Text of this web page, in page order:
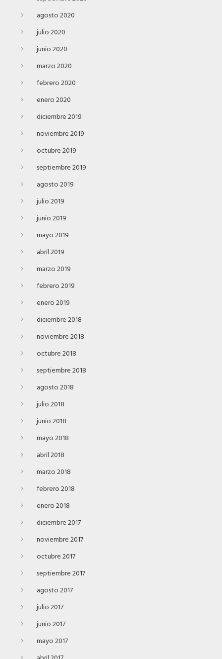
agosto 2020
julio 2020
junio 2020
marzo 2020
febrero 2020
enero 2020
diciembre 2019
noviembre 2019
octubre 2019
septiembre 2019
agosto 2019
julio 2019
junio 2019
mayo 2019
abril 2019
marzo 2019
febrero 2019
enero 2019
diciembre 2018
noviembre 2018
octubre 2018
septiembre 2018
agosto 2018
julio 2018
junio 2018
mayo 2018
abril 2018
marzo 2018
febrero 2018
enero 2018
diciembre 2017
noviembre 2017
octubre 2017
septiembre 2017
agosto 2017
julio 2017
junio 2017
mayo 2017